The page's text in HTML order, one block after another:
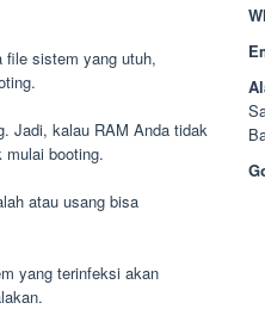
file sistem yang utuh,
Jadi, kalau RAM Anda tidak
mulai booting.
atau usang bisa
yang terinfeksi akan